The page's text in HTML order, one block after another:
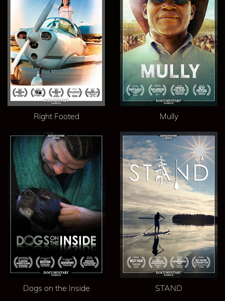
Right Footed Mully
Dogs on the Inside STAND